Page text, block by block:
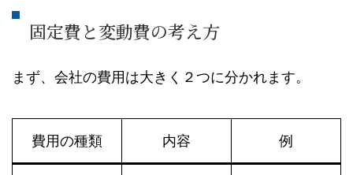
固定費と変動費の考え方
まず、会社の費用は大きく２つに分かれます。
費用の種類 内容 例